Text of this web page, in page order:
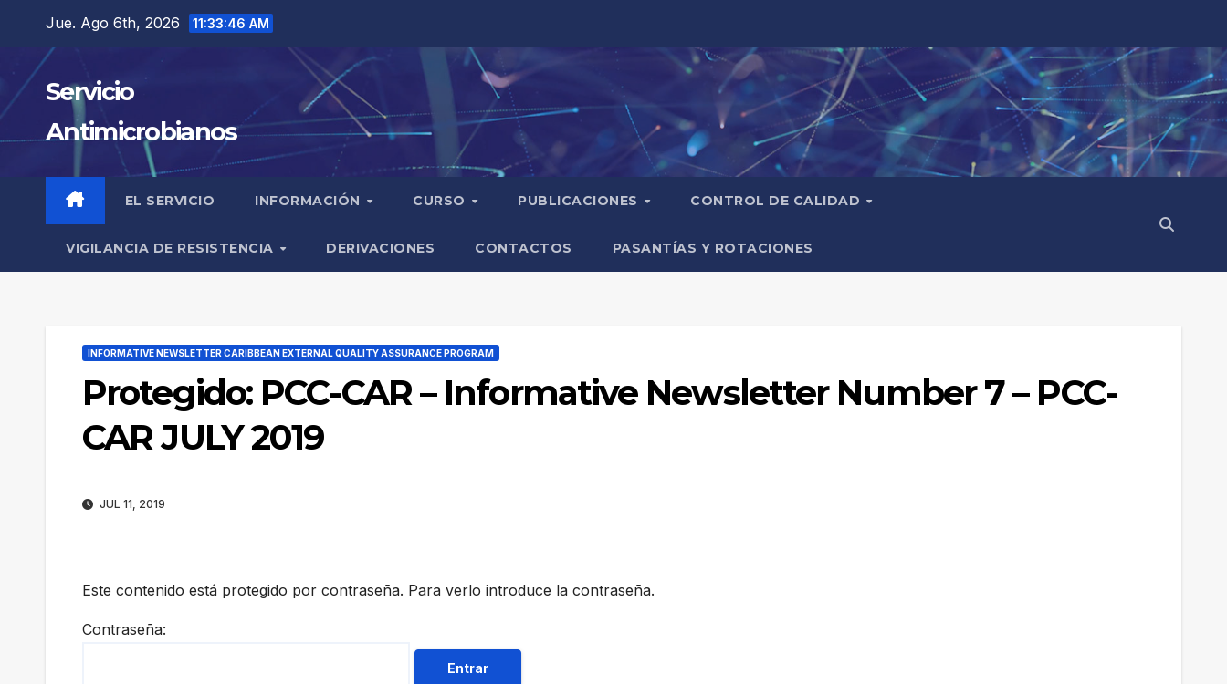
contenido
Jue. Ago 6th, 2026 11:33:46 AM
Servicio
Antimicrobianos
EL SERVICIO INFORMACIÓN CURSO PUBLICACIONES CONTROL DE CALIDAD
VIGILANCIA DE RESISTENCIA DERIVACIONES CONTACTOS PASANTÍAS Y ROTACIONES
INFORMATIVE NEWSLETTER CARIBBEAN EXTERNAL QUALITY ASSURANCE PROGRAM
Protegido: PCC-CAR – Informative Newsletter Number 7 – PCC-
CAR JULY 2019
JUL 11, 2019
Este contenido está protegido por contraseña. Para verlo introduce la contraseña.
Contraseña: